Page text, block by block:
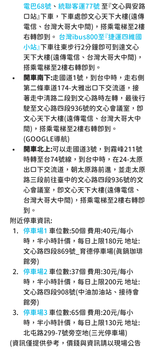
電巴68號 、 統聯客運77號 至『文心興安路
口站』下車，下車處即文心天下大樓(遠傳
電信、台灣大哥大中間)，搭乘電梯至2樓
右轉即到。 台灣ibus800至『捷運四維國
小站』下車往東步行2分鐘即可到達文心
天下大樓(遠傳電信、台灣大哥大中間)，
搭乘電梯至2樓右轉即到。
開車南下:走國道1號，到台中時，走右側
第二條車道174-大雅出口下交流道，接
著走中清路二段到文心路時左轉，最後行
駛至文心路四段936號的文心會議室，即
文心天下大樓(遠傳電信、台灣大哥大中
間)，搭乘電梯至2樓右轉即到。
(GOOGLE導航)
開車北上:可以走國道3號，到霧峰211號
時轉至台74號線，到台中時，在24-太原
出口下交流道，朝太原路前進，並走太原
路三段前往臺中的文心路四段936號的文
心會議室，即文心天下大樓(遠傳電信、
台灣大哥大中間)，搭乘電梯至2樓右轉即
到。
附近停車資訊:
停車場1 車位數:50個 費用:40元/每小
時，半小時計價，每日上限180元 地址:
文心路四段869號_育德停車場(真鍋珈琲
館旁)
停車場2 車位數:37個 費用:30元/每小
時，半小時計價，每日上限200元 地址:
文心路四段908號(中油加油站、接待會
館旁)
停車場3 車位數:65個 費用:20元/每小
時，半小時計價，每日上限130元 地址:
北屯路299-7號旁空地(三光停車場)
(資訊僅提供參考，價錢與資訊請以現場公告